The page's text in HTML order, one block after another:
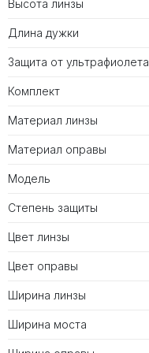
Высота линзы
Длина дужки
Защита от ультрафиолета
Комплект
Материал линзы
Материал оправы
Модель
Степень защиты
Цвет линзы
Цвет оправы
Ширина линзы
Ширина моста